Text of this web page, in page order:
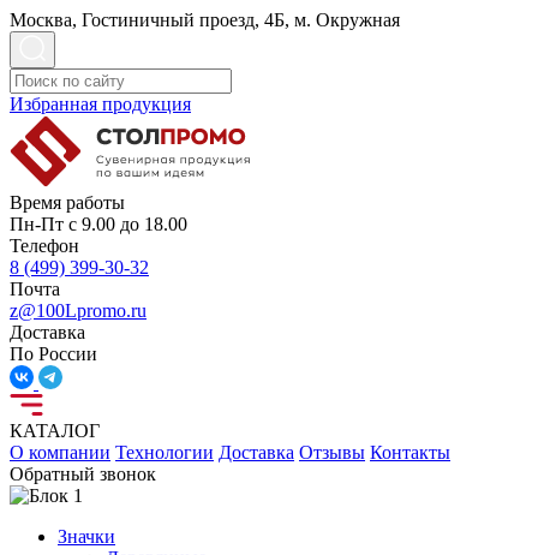
Москва, Гостиничный проезд, 4Б, м. Окружная
Избранная продукция
Время работы
Пн-Пт с 9.00 до 18.00
Телефон
8 (499) 399-30-32
Почта
z@100Lpromo.ru
Доставка
По России
КАТАЛОГ
О компании Технологии Доставка Отзывы Контакты
Обратный звонок
Значки